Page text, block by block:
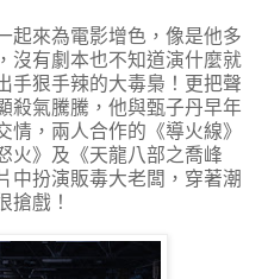
起來為電影增色，像是他多
沒有劇本也不知道演什麼就
手狠手辣的大毒梟！更把聲
殺氣騰騰，他與甄子丹早年
，兩人合作的《導火線》
火》及《天龍八部之喬峰
中扮演販毒大老闆，穿著潮
搶戲！